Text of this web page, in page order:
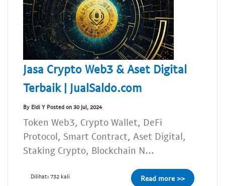
Jasa Crypto Web3 & Aset Digital
Terbaik | JualSaldo.com
By Eldi Y Posted on 30 Jul, 2024
Token Web3, Crypto Wallet, DeFi
Protocol, Smart Contract, Aset Digital,
Staking Crypto, Blockchain N...
Dilihat: 732 kali Read more >>